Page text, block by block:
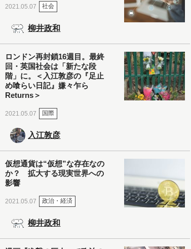
2021.05.07 社会
柳井政和
ロンドン再封鎖16週目。最終
回・英国社会は「新たな段
階」に。＜入江敦彦の『足止
め喰らい日記』嫌々乍ら
Returns＞
2021.05.07 国際
入江敦彦
仮想通貨は“仮想”な存在なの
か？ 拡大する現実世界への
影響
2021.05.07 政治・経済
柳井政和